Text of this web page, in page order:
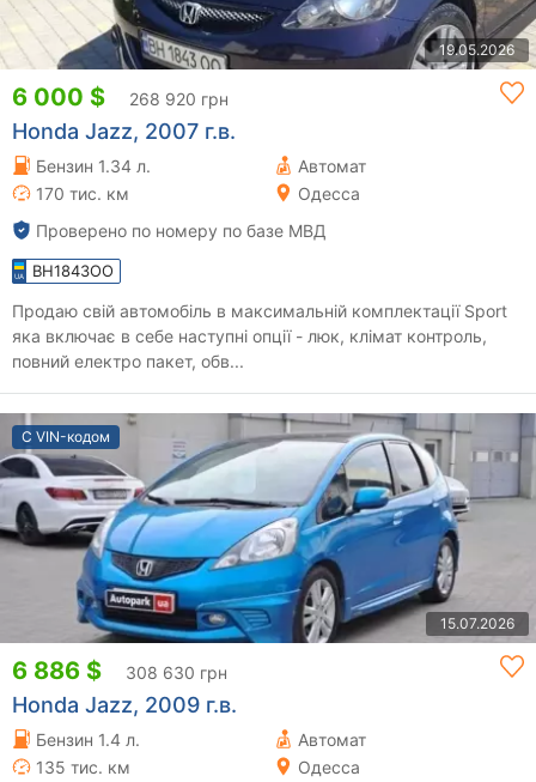
19.05.2026
6 000 $ 268 920 грн
Honda Jazz, 2007 г.в.
Бензин 1.34 л.
Автомат
170 тис. км
Одесса
Проверено по номеру по базе МВД
BH1843OO
Продаю свій автомобіль в максимальній комплектації Sport
яка включає в себе наступні опції - люк, клімат контроль,
повний електро пакет, обв...
С VIN-кодом
15.07.2026
6 886 $ 308 630 грн
Honda Jazz, 2009 г.в.
Бензин 1.4 л.
Автомат
135 тис. км
Одесса